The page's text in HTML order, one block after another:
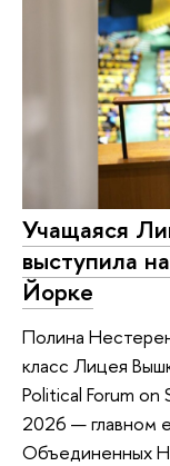
Учащаяся
выступила
Йорке
Полина
класс Лицея
Political Forum
2026 — главном
Объединенных